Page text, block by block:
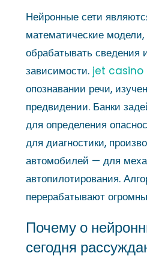
Нейронные сети
математические
обрабатывать сведения
зависимости. jet casino
опознавании речи,
предвидении. Банки
для определения
для диагностики,
автомобилей — для
автопилотирования.
перерабатывают
Почему о
сегодня